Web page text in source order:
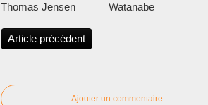
Thomas Jensen
Watanabe
Article précédent
Ajouter un commentaire